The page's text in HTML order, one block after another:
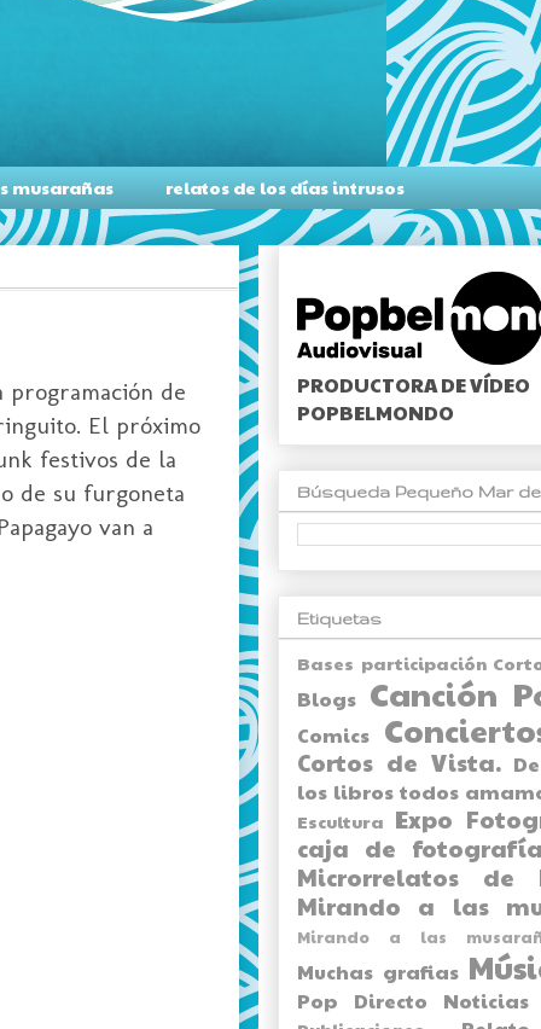
musarañas relatos de los días intrusos
programación de
El próximo
festivos de la
de su furgoneta
van a
PRODUCTORA DE VÍDEO
POPBELMONDO
Búsqueda Pequeño Mar
Etiquetas
Bases participación
Blogs Canción
Comics
Cortos de Vista.
los libros todos
Escultura Expo
caja de
Microrrelatos de
Mirando a las
Mirando a las
Muchas grafias
Pop Directo Noticias